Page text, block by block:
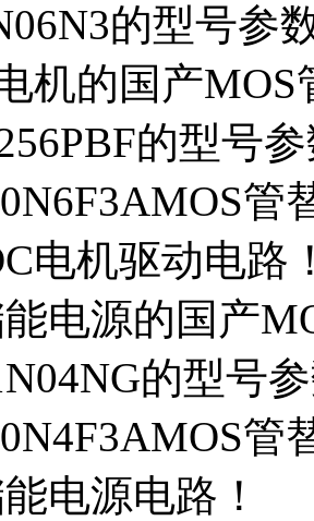
的型号参
机的国产MOS
的型号
管
电机驱动电路
电源的国产
的型号
管
电源电路！